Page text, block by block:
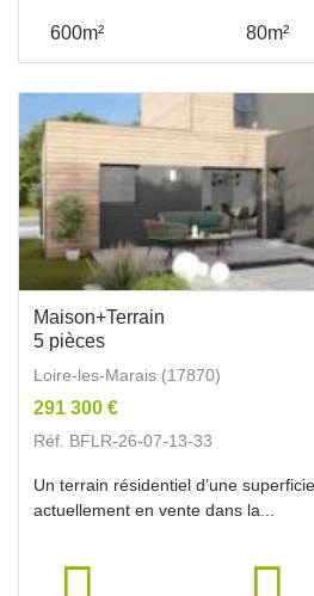
600m² 80m²
Maison+Terrain
5 pièces
Loire-les-Marais (17870)
291 300 €
Réf. BFLR-26-07-13-33
Un terrain résidentiel d’une
actuellement en vente dans la...